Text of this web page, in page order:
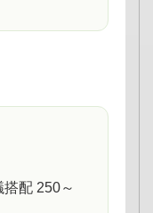
配 250～